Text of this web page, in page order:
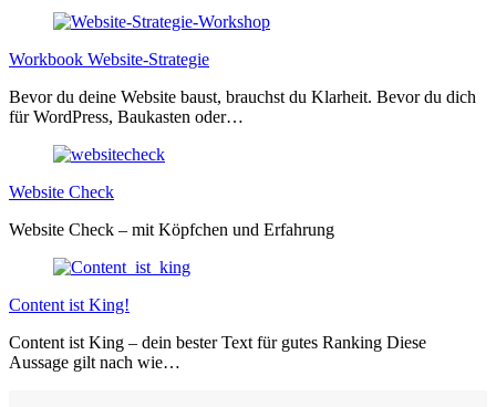
Workbook Website-Strategie
Bevor du deine Website baust, brauchst du Klarheit. Bevor du dich
für WordPress, Baukasten oder…
Website Check
Website Check – mit Köpfchen und Erfahrung
Content ist King!
Content ist King – dein bester Text für gutes Ranking Diese
Aussage gilt nach wie…